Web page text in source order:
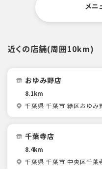
メニ
近くの店舗(周囲10km)
おゆみ野店
8.1km
千葉県 千葉市 緑区おゆ
千葉寺店
8.4km
千葉県 千葉市 中央区千葉